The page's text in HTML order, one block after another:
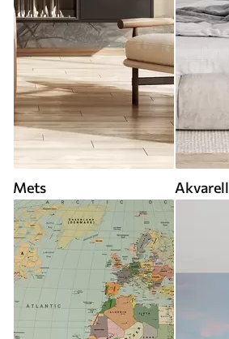
Mets Akvarell